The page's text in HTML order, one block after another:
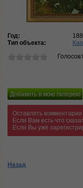
Год:
Тип объекта:
Оставлять
Если Вам есть что
Если Вы уже
Назад